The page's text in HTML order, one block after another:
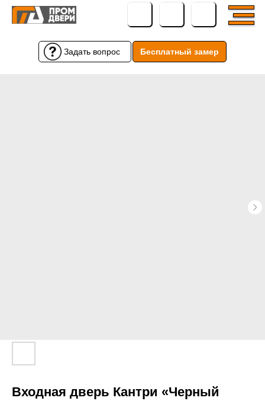
Задать вопрос Бесплатный замер
Задать вопрос
Входная дверь Кантри «Черный